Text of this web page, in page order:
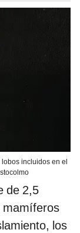
incluidos en el
de 2,5
mamíferos
los